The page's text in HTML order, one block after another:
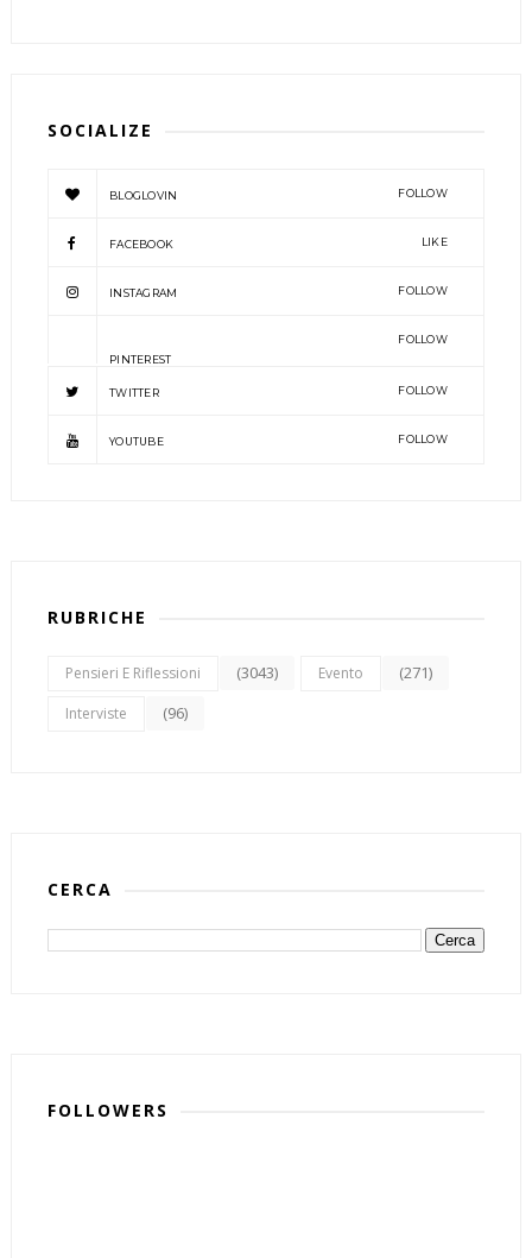
SOCIALIZE
BLOGLOVIN FOLLOW
FACEBOOK LIKE
INSTAGRAM FOLLOW
PINTEREST
FOLLOW
TWITTER FOLLOW
YOUTUBE FOLLOW
RUBRICHE
Pensieri E Riflessioni (3043) Evento (271)
Interviste (96)
CERCA
FOLLOWERS